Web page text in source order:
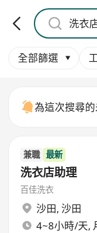
全部篩選
為這次搜尋
兼職 最新
洗衣店助理
百佳洗衣
沙田, 沙田
4~8小時/天,